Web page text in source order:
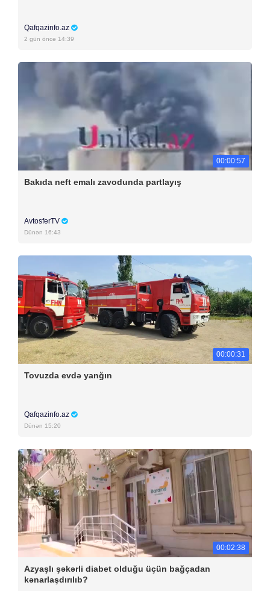
Qafqazinfo.az
2 gün öncə 14:39
00:00:57
Bakıda neft emalı zavodunda partlayış
AvtosferTV
Dünən 16:43
00:00:31
Tovuzda evdə yanğın
Qafqazinfo.az
Dünən 15:20
00:02:38
Azyaşlı şəkərli diabet olduğu üçün bağçadan
kənarlaşdırılıb?